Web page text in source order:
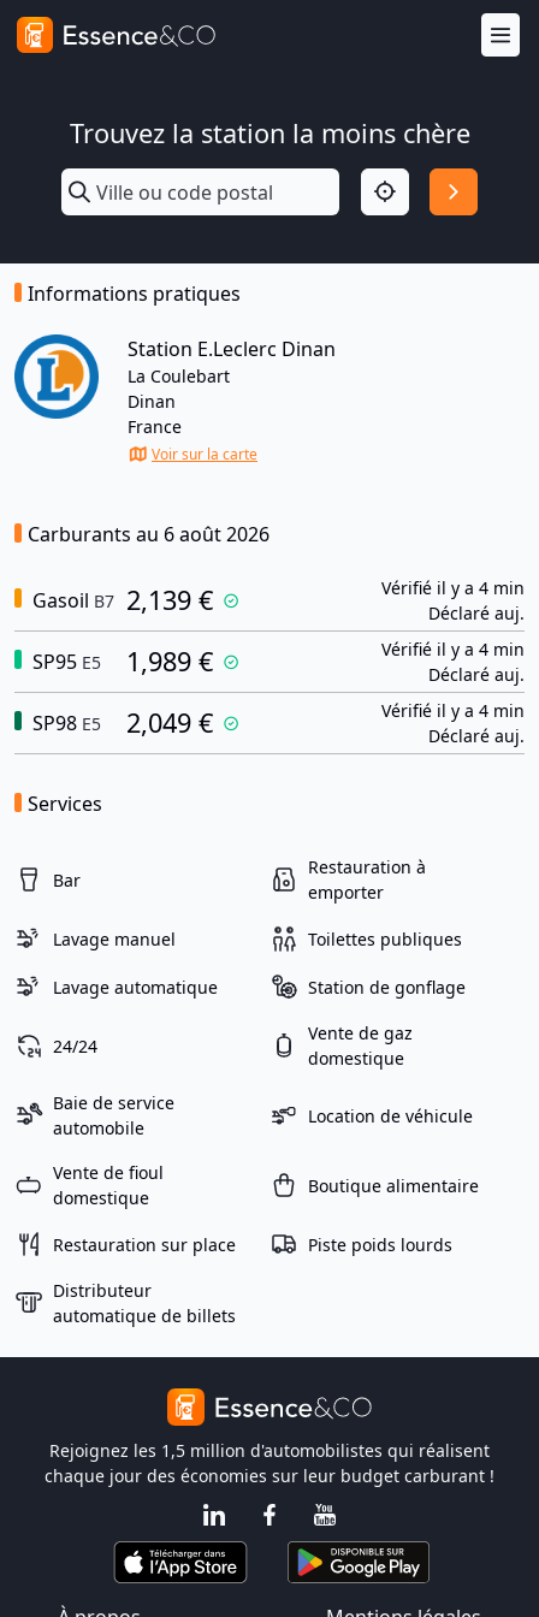
Trouvez la station la moins chère
Informations pratiques
Station E.Leclerc Dinan
La Coulebart
Dinan
France
Voir sur la carte
Carburants au 6 août 2026
Gasoil B7 2,139 €
Vérifié il y a 4 min
Déclaré auj.
SP95 E5 1,989 €
Vérifié il y a 4 min
Déclaré auj.
SP98 E5 2,049 €
Vérifié il y a 4 min
Déclaré auj.
Services
Bar
Restauration à
emporter
Lavage manuel Toilettes publiques
Lavage automatique Station de gonflage
24/24
Vente de gaz
domestique
Baie de service
automobile
Location de véhicule
Vente de fioul
domestique
Boutique alimentaire
Restauration sur place Piste poids lourds
Distributeur
automatique de billets
Rejoignez les 1,5 million d'automobilistes qui réalisent
chaque jour des économies sur leur budget carburant !